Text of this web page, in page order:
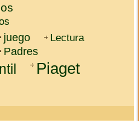
juego Lectura
Padres
Piaget